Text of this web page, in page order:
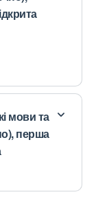
мови та
перша